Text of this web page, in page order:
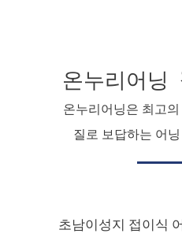
온누리어닝
온누리어닝은 최고
질로 보답하는 어
초남이성지 접이식